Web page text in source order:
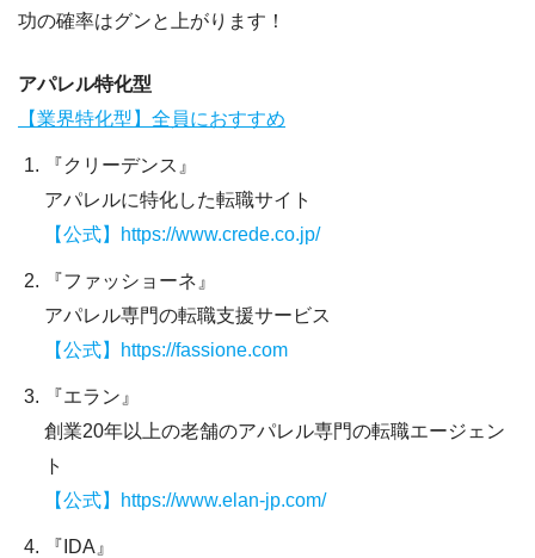
功の確率はグンと上がります！
アパレル特化型
【業界特化型】全員におすすめ
『クリーデンス』
アパレルに特化した転職サイト
【公式】 https://www.crede.co.jp/
『ファッショーネ』
アパレル専門の転職支援サービス
【公式】https://fassione.com
『エラン』
創業20年以上の老舗のアパレル専門の転職エージェン
ト
【公式】https://www.elan-jp.com/
『IDA』